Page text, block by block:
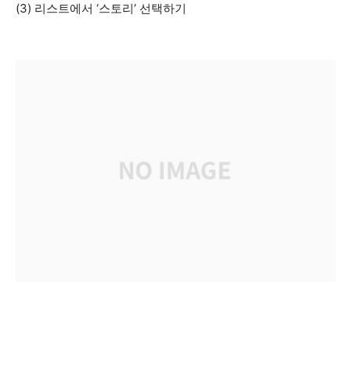
(3) 리스트에서 ‘스토리’ 선택하기